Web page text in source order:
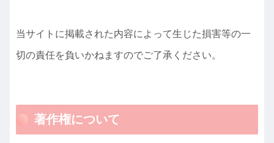
当サイトに掲載された内容によって生じた損害等の一
切の責任を負いかねますのでご了承ください。
著作権について